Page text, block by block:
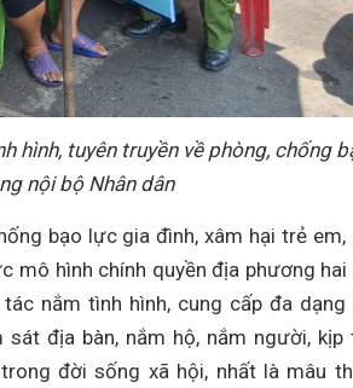
hình, tuyên truyền về phòng, chống
nội bộ Nhân dân
bạo lực gia đình, xâm hại trẻ em,
mô hình chính quyền địa phương hai
nắm tình hình, cung cấp đa dạng
địa bàn, nắm hộ, nắm người, kịp
đời sống xã hội, nhất là mâu